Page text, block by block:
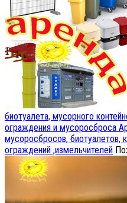
биотуалета, мусорного
ограждения и мусоросброса
мусоросбросов, биотуалетов,
ограждений ,измельчителей